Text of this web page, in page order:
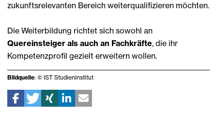
zukunftsrelevanten Bereich weiterqualifizieren möchten.
Die Weiterbildung richtet sich sowohl an
Quereinsteiger als auch an Fachkräfte, die ihr
Kompetenzprofil gezielt erweitern wollen.
Bildquelle: © IST Studieninstitut